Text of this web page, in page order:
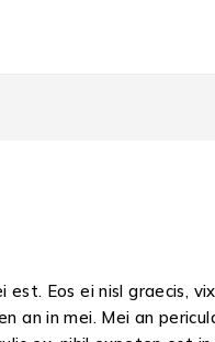
Eos ei nisl graecis,
in mei. Mei an